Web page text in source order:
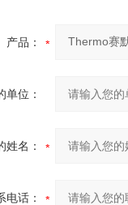
产品：
单位：
姓名：
电话：